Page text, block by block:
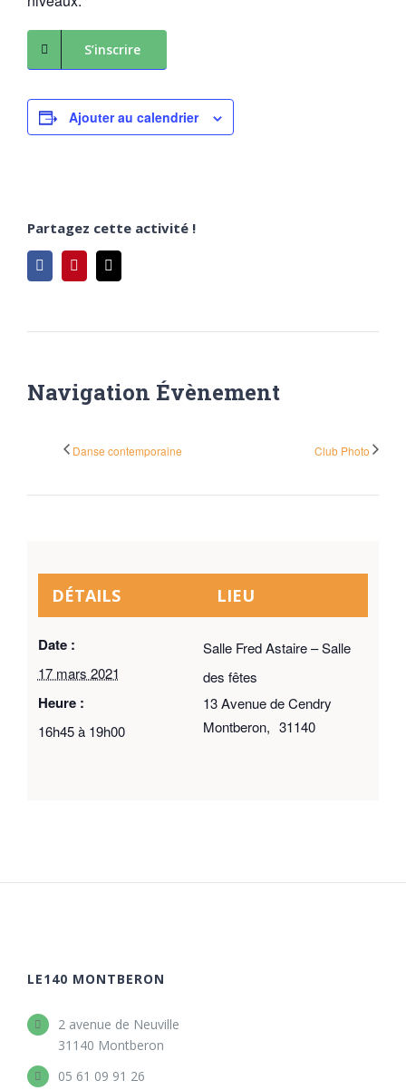
S’inscrire
Ajouter au calendrier
Partagez cette activité !
FacebookPinterest
Navigation Évènement
Danse contemporaine Club Photo
DÉTAILS
Date :
17 mars 2021
Heure :
16h45 à 19h00
LIEU
Salle Fred Astaire – Salle
des fêtes
13 Avenue de Cendry
Montberon, 31140
LE140 MONTBERON
2 avenue de Neuville
31140 Montberon
05 61 09 91 26